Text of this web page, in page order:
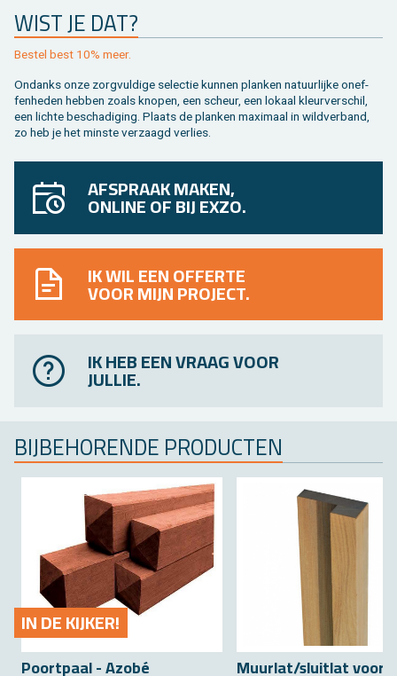
WIST JE DAT?
Be­stel best 10% meer.
On­danks onze zorg­vul­di­ge se­lec­tie kun­nen plan­ken na­tuur­lij­ke on­ef­
fen­he­den heb­ben zoals kno­pen, een scheur, een lo­kaal kleur­ver­schil,
een lich­te be­scha­di­ging. Plaats de plan­ken maxi­maal in wild­ver­band,
zo heb je het min­ste ver­zaagd ver­lies.
AFSPRAAK MAKEN,
ONLINE OF BIJ EXZO.
IK WIL EEN OFFERTE
VOOR MIJN PROJECT.
IK HEB EEN VRAAG VOOR
JULLIE.
BIJ­BE­HO­REN­DE PRO­DUC­TEN
IN DE KIJ­KER!
Poort­paal - Azobé Muur­lat/sluit­lat voor